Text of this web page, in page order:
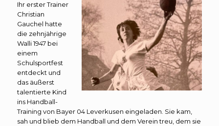
Ihr erster Trainer
Christian
Gauchel hatte
die zehnjährige
Walli 1947 bei
einem
Schulsportfest
entdeckt und
das äußerst
talentierte Kind
ins Handball-
Training von Bayer 04 Leverkusen eingeladen. Sie kam,
sah und blieb dem Handball und dem Verein treu, dem sie